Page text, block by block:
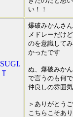
い！！
SUGI.
Ｔ
爆破みかんさ
メドレーだけ
のを意識して
かったです
ぬ、爆破みか
で言うのも何
仲良しの雰囲
＞ありがとう
こちらこそあ